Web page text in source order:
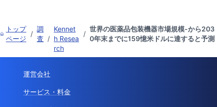
トップ
ページ
/
調
査 /
Kennet
h Resea
rch
/
世界の医薬品包装機器市場規模-から203
0年末までに159憶米ドルに達すると予測
運営会社
サービス・料金